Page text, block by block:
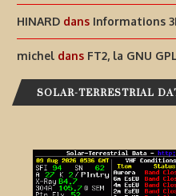
HINARD dans Informations
michel dans FT2, la GNU
SOLAR-TERRESTRIAL